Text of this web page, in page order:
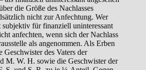
die Größe des Nachlasses
nicht zur Anfechtung. Wer
subjektiv für finanziell uninteressant
anfechten, wenn sich der Nachlass
als angenommen. Als Erben
Geschwister des Vaters der
M. W. H. sowie die Geschwister der